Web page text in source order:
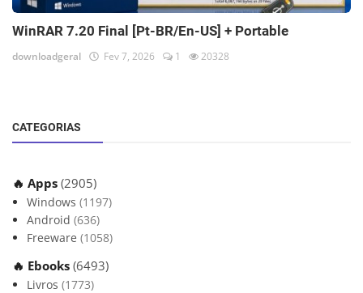
WinRAR 7.20 Final [Pt-BR/En-US] + Portable
downloadgeral Fev 7, 2026 1 20328
CATEGORIAS
🔥 Apps (2905)
Windows (1197)
Android (636)
Freeware (1058)
🔥 Ebooks (6493)
Livros (1773)